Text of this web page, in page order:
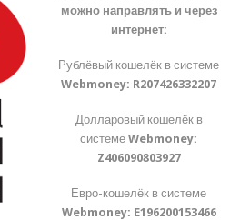
можно направлять и через
интернет:
Рублёвый кошелёк в системе
Webmoney: R207426332207
Долларовый кошелёк в
системеWebmoney:
Z406090803927
Евро-кошелёк в системе
Webmoney: E196200153466